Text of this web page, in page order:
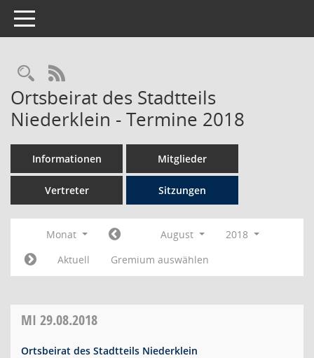
Toggle navigation
Rechercheauswahl
RSS-Feed
Ortsbeirat des Stadtteils
Niederklein - Termine 2018
Informationen Mitglieder
Vertreter Sitzungen
Monat August
2018
Aktuell
Gremium auswählen
MI 29.08.2018
Ortsbeirat des Stadtteils Niederklein